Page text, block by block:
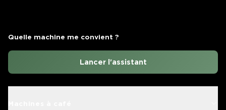
Quelle machine me convient ?
Lancer l'assistant